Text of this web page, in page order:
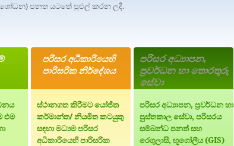
පනත යටතේ පුළුල් කරන ලදී.
එම
පරිසර අධිකාරියෙහි
පාරිසරික නිර්දේශය
ස්ථානගත කිරීමට යෝජිත
කර්මාන්ත/ නියමිත කටයුතු
සඳහා මධ්‍යම පරිසර
අධිකාරියෙහි පාරිසරික
පරිසර අධ්‍යාපන,
ප්‍රවර්ධන හා තොරතුරු
සේවා
පරිසර අධ්‍යාපන, ප්‍රවර්ධන හා
පුස්තකාල සේවා, පරිසරය
සම්බන්ධ පනත්සහ
රෙගුලාසි, භූගෝලීය(GIS)